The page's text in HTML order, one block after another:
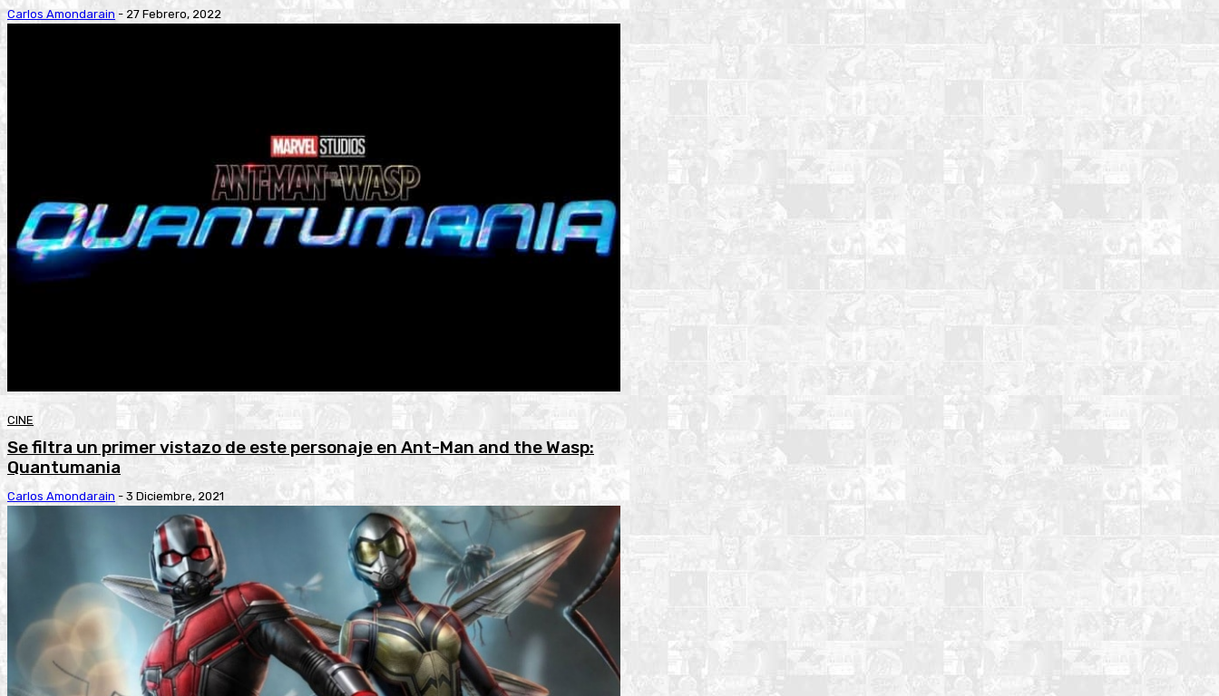
Carlos Amondarain - 27 Febrero, 2022
CINE
Se filtra un primer vistazo de este personaje en Ant-Man and the Wasp:
Quantumania
Carlos Amondarain - 3 Diciembre, 2021